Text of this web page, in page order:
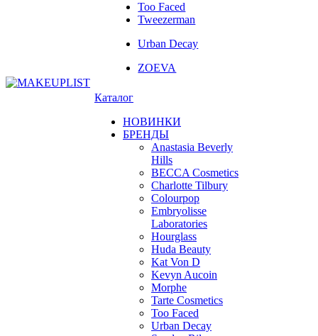
Too Faced
Tweezerman
Urban Decay
ZOEVA
Каталог
НОВИНКИ
БРЕНДЫ
Anastasia Beverly
Hills
BECCA Cosmetics
Charlotte Tilbury
Colourpop
Embryolisse
Laboratories
Hourglass
Huda Beauty
Kat Von D
Kevyn Aucoin
Morphe
Tarte Cosmetics
Too Faced
Urban Decay